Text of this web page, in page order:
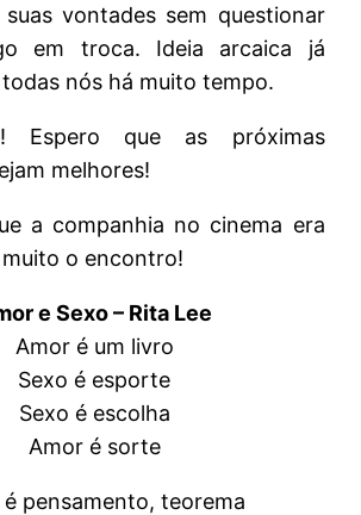
vontades sem questionar
em troca. Ideia arcaica já
nós há muito tempo.
Espero que as próximas
melhores!
a companhia no cinema era
o encontro!
e Sexo – Rita Lee
Amor é um livro
Sexo é esporte
Sexo é escolha
Amor é sorte
é pensamento, teorema